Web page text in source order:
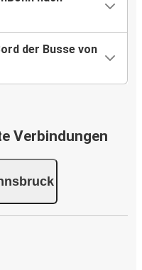
der Busse von
Verbindungen